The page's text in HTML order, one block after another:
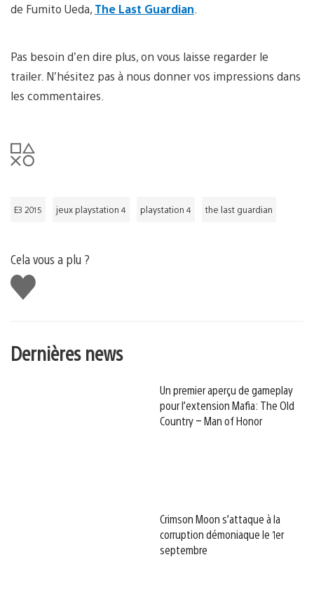
de Fumito Ueda, The Last Guardian
Pas besoin d’en dire plus, on vous laisse regarder le
trailer. N’hésitez pas à nous donner vos impressions dans
les commentaires.
E3 2015 jeux playstation 4 playstation 4 the last guardian
Cela vous a plu ?
J'aime
Dernières news
Un premier aperçu de gameplay
pour l’extension Mafia: The Old
Country – Man of Honor
Crimson Moon s’attaque à la
corruption démoniaque le 1er
septembre